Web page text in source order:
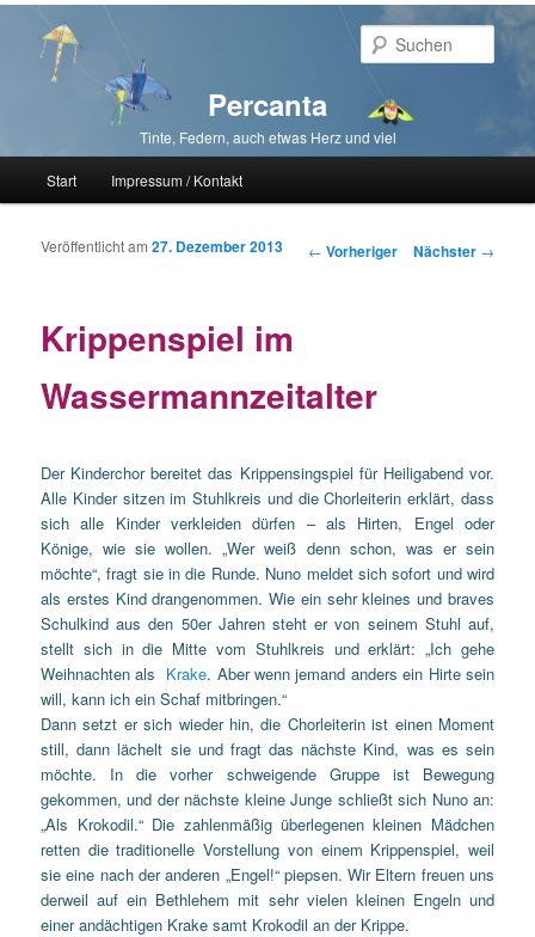
Percanta
Tinte, Federn, auch etwas Herz und viel
Zum primären Inhalt springen
Zum sekundären Inhalt springen
Start Impressum / Kontakt
Beitragsnavigation
← Vorheriger Nächster →
Krippenspiel im
Wassermannzeitalter
Veröffentlicht am27. Dezember 2013
Der Kinderchor bereitet das Krippensingspiel für Heiligabend vor.
Alle Kinder sitzen im Stuhlkreis und die Chorleiterin erklärt, dass
sich alle Kinder verkleiden dürfen – als Hirten, Engel oder
Könige, wie sie wollen. „Wer weiß denn schon, was er sein
möchte“, fragt sie in die Runde. Nuno meldet sich sofort und wird
als erstes Kind drangenommen. Wie ein sehr kleines und braves
Schulkind aus den 50er Jahren steht er von seinem Stuhl auf,
stellt sich in die Mitte vom Stuhlkreis und erklärt: „Ich gehe
Weihnachten als Krake. Aber wenn jemand anders ein Hirte sein
will, kann ich ein Schaf mitbringen.“
Dann setzt er sich wieder hin, die Chorleiterin ist einen Moment
still, dann lächelt sie und fragt das nächste Kind, was es sein
möchte. In die vorher schweigende Gruppe ist Bewegung
gekommen, und der nächste kleine Junge schließt sich Nuno an:
„Als Krokodil.“ Die zahlenmäßig überlegenen kleinen Mädchen
retten die traditionelle Vorstellung von einem Krippenspiel, weil
sie eine nach der anderen „Engel!“ piepsen. Wir Eltern freuen uns
derweil auf ein Bethlehem mit sehr vielen kleinen Engeln und
einer andächtigen Krake samt Krokodil an der Krippe.